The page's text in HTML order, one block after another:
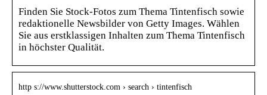
Finden Sie Stock-Fotos zum Thema Tintenfisch sowie
redaktionelle Newsbilder von Getty Images. Wählen
Sie aus erstklassigen Inhalten zum Thema Tintenfisch
in höchster Qualität.
http s://www.shutterstock.com › search › tintenfisch